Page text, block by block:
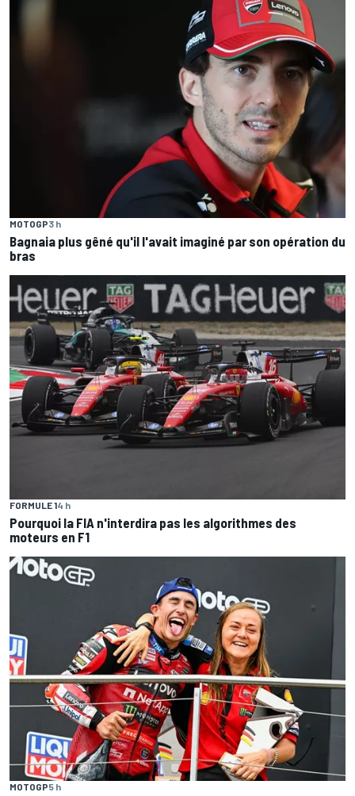
MOTOGP3 h
Bagnaia plus gêné qu'il l'avait imaginé par son opération du
bras
FORMULE 14 h
Pourquoi la FIA n'interdira pas les algorithmes des
moteurs en F1
MOTOGP5 h